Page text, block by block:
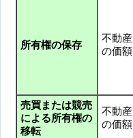
所有権の保存
不動産
の価額
売買または競売
による所有権の
移転
不動産
の価額